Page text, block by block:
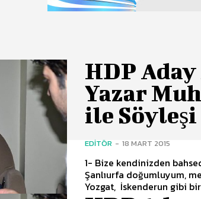
HDP
Yazar
ile Söyleşi
EDITÖR - 18 MART 2015
1- Bize kendinizden
Şanlıurfa doğumluyum,
Yozgat, İskenderun gibi